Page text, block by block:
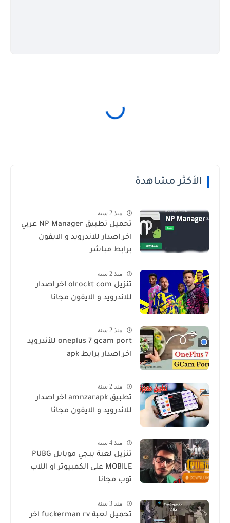
الأكثر مشاهدة
منذ 2 سنة
تحميل تطبيق NP Manager عربي
اخر اصدار للاندرويد و الايفون
برابط مباشر
منذ 2 سنة
تنزيل olrockt com اخر اصدار
للاندرويد و الايفون مجانا
منذ 2 سنة
oneplus 7 gcam port للأندرويد
اخر اصدار برابط apk
منذ 2 سنة
تطبيق amnzarapk اخر اصدار
للاندرويد و الايفون مجانا
منذ 4 سنة
تنزيل لعبة ببجي موبايل PUBG
MOBILE على الكمبيوتر او اللاب
توب مجانا
منذ 3 سنة
تحميل لعبة fuckerman rv اخر